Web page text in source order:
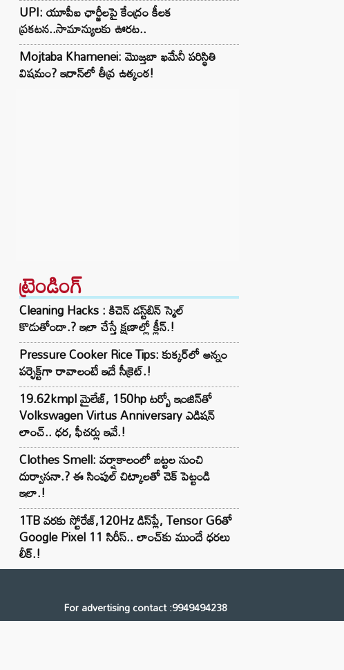
UPI: యూపీఐ ఛార్జీలపై కేంద్రం కీలక
ప్రకటన..సామాన్యులకు ఊరట..
Mojtaba Khamenei: మొజ్తబా ఖమేనీ పరిస్థితి
విషమం? ఇరాన్‌లో తీవ్ర ఉత్కంఠ!
ట్రెండింగ్‌
Cleaning Hacks : కిచెన్ డస్ట్‌బిన్ స్మెల్
కొడుతోందా.? ఇలా చేస్తే క్షణాల్లో క్లీన్.!
Pressure Cooker Rice Tips: కుక్కర్‌లో అన్నం
పర్ఫెక్ట్‌గా రావాలంటే ఇదే సీక్రెట్.!
19.62kmpl మైలేజ్, 150hp టర్బో ఇంజిన్‌తో
Volkswagen Virtus Anniversary ఎడిషన్
లాంచ్.. ధర, ఫీచర్లు ఇవే.!
Clothes Smell: వర్షాకాలంలో బట్టల నుంచి
దుర్వాసనా.? ఈ సింపుల్ చిట్కాలతో చెక్ పెట్టండి
ఇలా.!
1TB వరకు స్టోరేజ్,120Hz డిస్‌ప్లే, Tensor G6తో
Google Pixel 11 సిరీస్.. లాంచ్⁭కు ముందే ధరలు
లీక్.!
For advertising contact :9949494238
Email: digital@ntvnetwork.com